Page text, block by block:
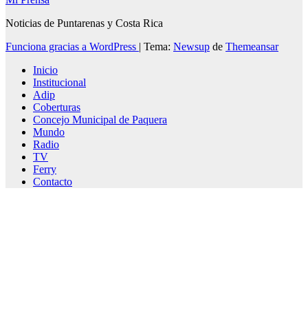
Noticias de Puntarenas y Costa Rica
Funciona gracias a WordPress | Tema: Newsup de Themeansar
Inicio
Institucional
Adip
Coberturas
Concejo Municipal de Paquera
Mundo
Radio
TV
Ferry
Contacto